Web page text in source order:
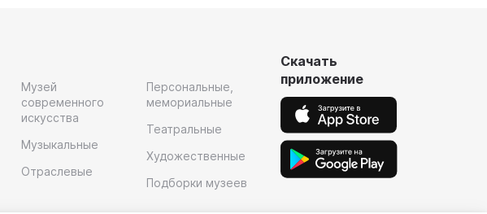
Музей
современного
искусства
Музыкальные
Отраслевые
Персональные,
мемориальные
Театральные
Художественные
Подборки музеев
Скачать
приложение